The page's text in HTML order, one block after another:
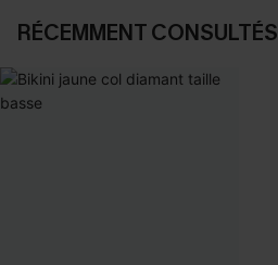
RÉCEMMENT CONSULTÉS